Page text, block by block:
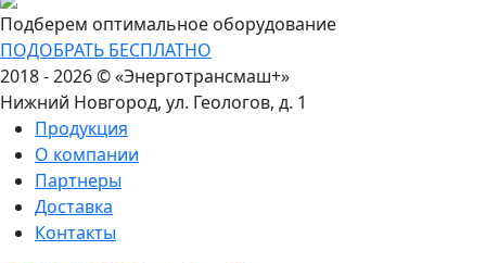
Подберем оптимальное оборудование
ПОДОБРАТЬ БЕСПЛАТНО
2018 - 2026 © «Энерготрансмаш+»
Нижний Новгород, ул. Геологов, д. 1
Продукция
О компании
Партнеры
Доставка
Контакты